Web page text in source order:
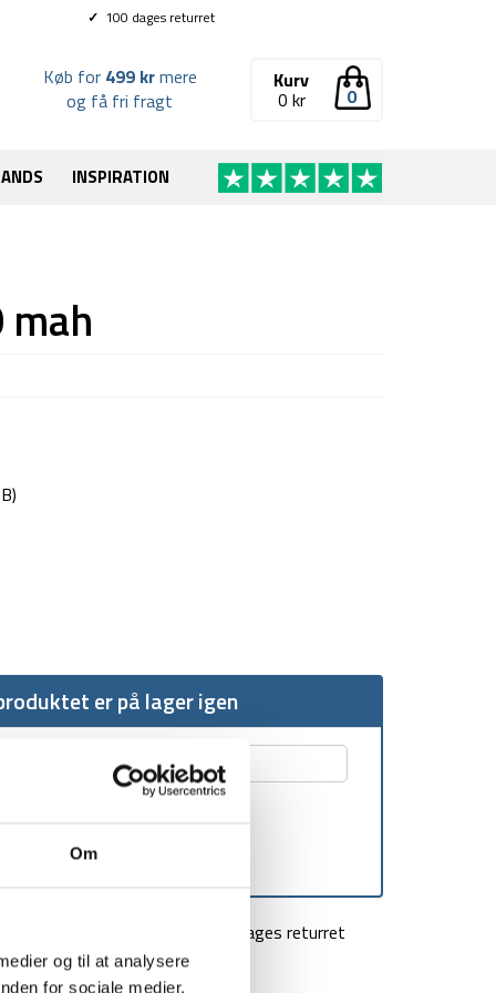
Om
og til at analysere
for sociale medier,
✓ 100 dages returret
0
Kurv
0 kr
Køb for 499 krmere
og få fri fragt
INSPIRATION
er på lager igen
100 dages returret